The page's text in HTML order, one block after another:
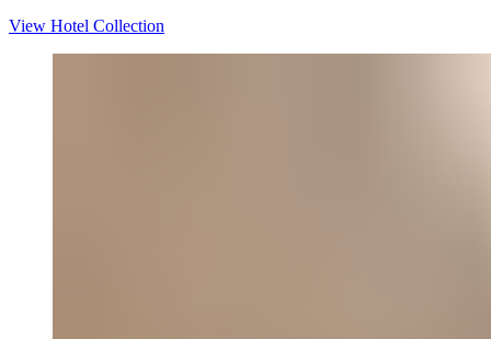
View Hotel Collection​​​​‌ ‍ ​‍​‍‌‍ ‌ ​‍‌‍‍‌‌‍‌ ‌‍‍‌‌‍ ‍​‍​‍​ ‍‍​‍​‍‌ ​ ‌‍​‌‌‍ ‍‌‍‍‌‌ ‌​‌ ‍‌​‍ ‍‌‍‍‌‌‍ ​‍​‍​‍ ​​‍​‍‌‍‍​‌ ​‍‌‍‌‌‌‍‌‍​‍​‍​ ‍‍​‍​‍‌‍‍​‌ ‌​‌ ‌​‌ ​​‌ ​ ​ ‍‍​‍ ​‍ ‌‍ ​​‍ ‌‌‍​‌‌‍ ‍‌‍‌​​‍ ‌‌ ​‍​‍ ‌‌‍‍​‌‍ ‌ ‌​‌‍‌‌‌‍ ​‌ ​ ​‍ ‌‌ ​ ‌ ‌​‌ ‌‌‌‍‌​‌‍‍‌‌‍ ​‍ ‍‌ ‌‍‌‍‌‌‌ ​‍‌‍​ ‌‍‌‌‌‍ ​​‍ ‍‌‍​‌‌ ​​‌ ​​​‍ ‌‍‍‌‌‍ ‍‌ ‌​‌‍‌‌‌‍ ‍‌ ‌​​‍ ‌‍‌‌‌‍‌​‌‍‍‌‌ ‌​​‍ ‌‍ ‌‌‍ ‌‍‌​‌‍‌‌​ ‌‌ ​​‌ ​‍‌‍‌‌‌ ​ ‌‍‌‌‌‍ ‍‌ ‌​‌‍​‌‌ ‌​‌‍‍‌‌‍ ‌‍ ‍​ ‍ ‌‍‍‌‌‍‌​​ ‌‌‍‌‍​ ‍‌‌‍‌‍‌‍​‌​ ‍‌‌‍‌‍​ ​ ‌‍‌‍​‍ ‌​ ‌ ​ ‍​​ ‍‌‌‍‌‍​‍ ‌​ ‌​​ ​‍‌‍​‌​ ​‌​‍ ‌​ ‍‌​ ‌​‌‍‌‍​ ​‍​‍ ‌‌‍‌‌​ ​​‌‍‌‍‌‍​‌‌‍‌‍​ ‌‍‌‍‌‍​ ​​​ ‌ ​ ‌‍​ ‌​​ ​ ​ ‍ ‌ ‌​‌ ‍‌‌ ​​‌‍‌‌​ ‌‌ ​​‌‍​‌‌‍‌ ‌‍‌‌​ ‍ ‌ ​​‌‍​‌‌ ‌​‌‍‍​​ ‌‌ ​​‌‍​‌‌‍‌ ‌‍‌‌‌​​‍‌ ‌‌‌‍‍‌‌‍ ​‌‍‌​‌‍‌‌‌ ​‍​‍‌‌​ ‌‌‌​​‍‌‌ ‌‍‍ ‌‍‌‌‌ ‍‌​‍‌‌​ ​ ‌​‌​​‍‌‌​ ​ ‌​‌​​‍‌‌​ ​‍​ ​‍​ ​‌‌‍‌​​ ‌‍‌‍​ ​ ‍​​ ​‍‌‍​ ​ ​‌​ ‌​‌‍‌‌‌‍‌​​ ‌ ​‍‌‌​ ​‍​ ​‍​‍‌‌​ ‌‌‌​‌​​‍ ‍‌‍​ ‌ ‌​‌‍​‌​‍ ‍‌‍ ​‌‍​‌‌‍​‍‌‍‌‌‌‍ ​​ ‌‍​‍‌‍​‌‌ ​ ‌‍‌‌‌‌‌‌‌ ​‍‌‍ ​​ ‌‌‍‍​‌ ‌​‌ ‌​‌ ​​‌ ​ ​‍‌‌​ ​ ‌​​‌​‍‌‌​ ​‍‌​‌‍​‍‌‌​ ​‍‌​‌‍‌‍ ​​‍ ‌‌‍​‌‌‍ ‍‌‍‌​​‍ ‌‌ ​‍​‍ ‌‌‍‍​‌‍ ‌ ‌​‌‍‌‌‌‍ ​‌ ​ ​‍ ‌‌ ​ ‌ ‌​‌ ‌‌‌‍‌​‌‍‍‌‌‍ ​‍ ‍‌ ‌‍‌‍‌‌‌ ​‍‌‍​ ‌‍‌‌‌‍ ​​‍ ‍‌‍​‌‌ ​​‌ ​​​‍‌‍‌‍‍‌‌‍‌​​ ‌‌‍‌‍​ ‍‌‌‍‌‍‌‍​‌​ ‍‌‌‍‌‍​ ​ ‌‍‌‍​‍ ‌​ ‌ ​ ‍​​ ‍‌‌‍‌‍​‍ ‌​ ‌​​ ​‍‌‍​‌​ ​‌​‍ ‌​ ‍‌​ ‌​‌‍‌‍​ ​‍​‍ ‌‌‍‌‌​ ​​‌‍‌‍‌‍​‌‌‍‌‍​ ‌‍‌‍‌‍​ ​​​ ‌ ​ ‌‍​ ‌​​ ​ ​‍‌‍‌ ‌​‌ ‍‌‌ ​​‌‍‌‌​ ‌‌ ​​‌‍​‌‌‍‌ ‌‍‌‌​‍‌‍‌ ​​‌‍​‌‌ ‌​‌‍‍​​ ‌‌ ​​‌‍​‌‌‍‌ ‌‍‌‌‌​​‍‌ ‌‌‌‍‍‌‌‍ ​‌‍‌​‌‍‌‌‌ ​‍​‍‌‌​ ‌‌‌​​‍‌‌ ‌‍‍ ‌‍‌‌‌ ‍‌​‍‌‌​ ​ ‌​‌​​‍‌‌​ ​ ‌​‌​​‍‌‌​ ​‍​ ​‍​ ​‌‌‍‌​​ ‌‍‌‍​ ​ ‍​​ ​‍‌‍​ ​ ​‌​ ‌​‌‍‌‌‌‍‌​​ ‌ ​‍‌‌​ ​‍​ ​‍​‍‌‌​ ‌‌‌​‌​​‍ ‍‌‍​ ‌ ‌​‌‍​‌​‍ ‍‌‍ ​‌‍​‌‌‍​‍‌‍‌‌‌‍ ​​‍‌‍‌ ​​‌‍‌‌‌ ​‍‌ ​ ‌ ​​‌‍‌‌‌‍​ ‌ ‌​‌‍‍‌‌ ‌‍‌‍‌‌​ ‌‌ ​​‌ ‌‌‌‍​‍‌‍ ​‌‍‍‌‌ ​ ‌‍‍​‌‍‌‌‌‍‌​​‍​‍‌ ‌